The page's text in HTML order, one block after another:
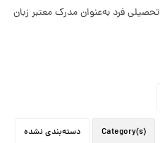
فرد به‌عنوان مدرک معتبر زبان
Category(s) دسته‌بندی نشده